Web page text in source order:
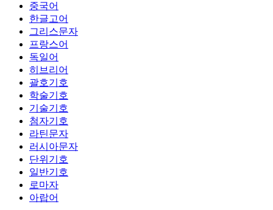
중국어
한글고어
그리스문자
프랑스어
독일어
히브리어
괄호기호
학술기호
기술기호
첨자기호
라틴문자
러시아문자
단위기호
일반기호
로마자
아랍어